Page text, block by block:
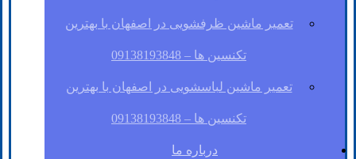
تعمیر ماشین ظرفشویی در اصفهان با بهترین
تکنسین ها – 09138193848
تعمیر ماشین لباسشویی در اصفهان با بهترین
تکنسین ها – 09138193848
درباره ما